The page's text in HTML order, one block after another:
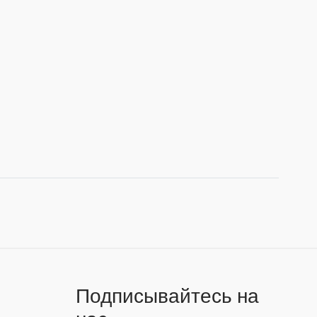
Подписывайтесь на